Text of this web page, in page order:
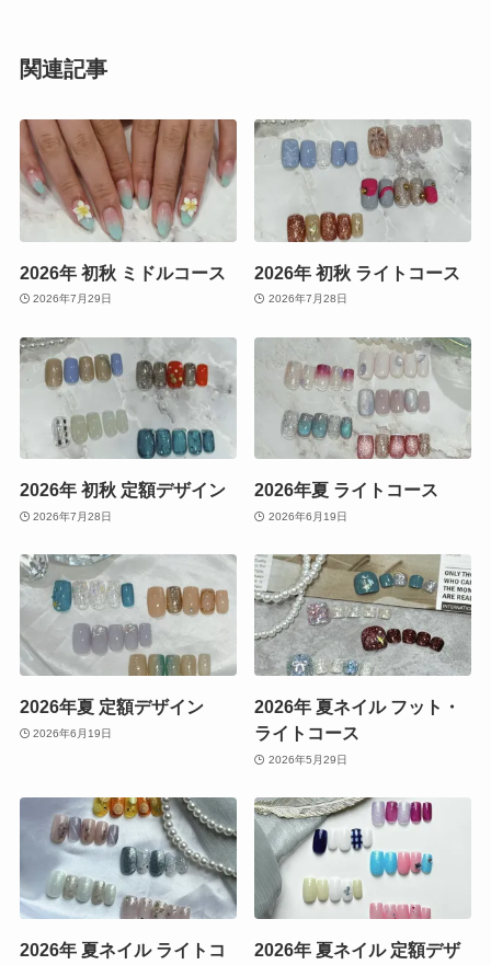
関連記事
2026年 初秋 ミドルコース
2026年7月29日
2026年 初秋 ライトコース
2026年7月28日
2026年 初秋 定額デザイン
2026年7月28日
2026年夏 ライトコース
2026年6月19日
2026年夏 定額デザイン
2026年6月19日
2026年 夏ネイル フット・
ライトコース
2026年5月29日
2026年 夏ネイル ライトコ
2026年 夏ネイル 定額デザ